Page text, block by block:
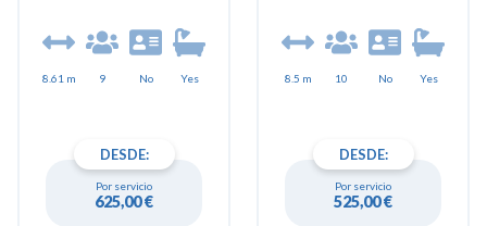
clásico se adapta a las
últimas tecnologías para
ofrecer una experiencia
8.61 m 9 No Yes
DESDE:
Por servicio
625,00€
acabados en tapicería y
detalles de personalización
te hacen sentir como si
música bluetooth, nevera
portátil, ducha, toldo y
excelente equipamiento de
8.5 m 10 No Yes
DESDE:
Por servicio
525,00€